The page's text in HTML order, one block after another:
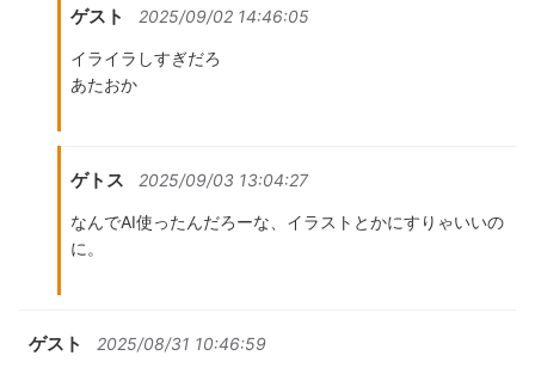
ゲスト 2025/09/02 14:46:05
イライラしすぎだろ
あたおか
ゲトス 2025/09/03 13:04:27
なんでAI使ったんだろーな、イラストとかにすりゃいいの
に。
ゲスト 2025/08/31 10:46:59